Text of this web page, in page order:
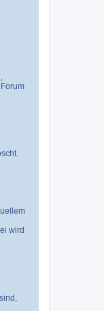
wird